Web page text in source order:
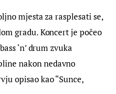
mjesta za rasplesati se,
gradu. Koncert je počeo
‘n’ drum zvuka
nakon nedavno
opisao kao “Sunce,